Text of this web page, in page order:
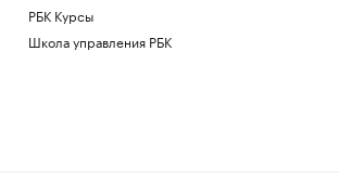
РБК Курсы
Школа управления РБК